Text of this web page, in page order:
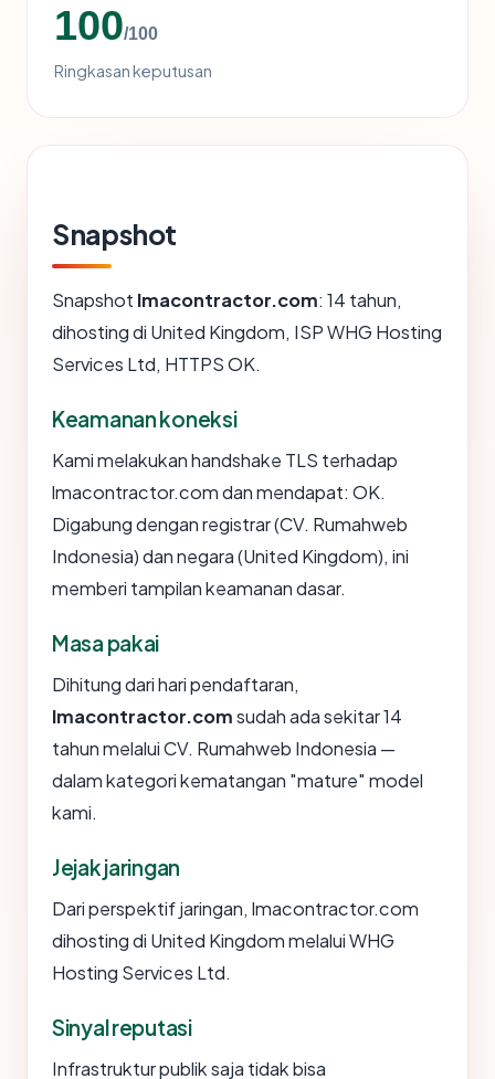
100/100
Ringkasan keputusan
Snapshot
Snapshot lmacontractor.com: 14 tahun,
dihosting di United Kingdom, ISP WHG Hosting
Services Ltd, HTTPS OK.
Keamanan koneksi
Kami melakukan handshake TLS terhadap
lmacontractor.com dan mendapat: OK.
Digabung dengan registrar (CV. Rumahweb
Indonesia) dan negara (United Kingdom), ini
memberi tampilan keamanan dasar.
Masa pakai
Dihitung dari hari pendaftaran,
lmacontractor.comsudah ada sekitar 14
tahun melalui CV. Rumahweb Indonesia —
dalam kategori kematangan "mature" model
kami.
Jejak jaringan
Dari perspektif jaringan, lmacontractor.com
dihosting di United Kingdom melalui WHG
Hosting Services Ltd.
Sinyal reputasi
Infrastruktur publik saja tidak bisa